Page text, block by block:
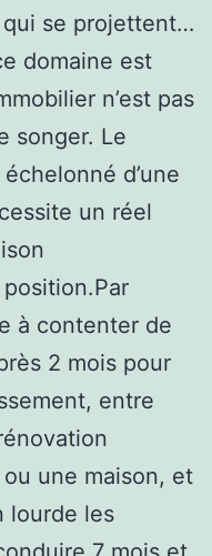
se projettent…
domaine est
n’est pas
songer. Le
d’une
un réel
position.Par
à contenter de
2 mois pour
entre
une maison, et
lourde les